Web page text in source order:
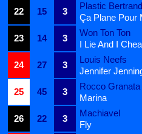
22
15 3
Plastic Bertrand
Ça Plane Pour
23
14 3
Won Ton Ton
I Lie And I
24
27 3
Louis Neefs
Jennifer
25
45 3
Rocco Granata
Marina
26
22 3
Machiavel
Fly